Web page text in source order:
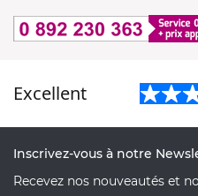
Excellent
Inscrivez-vous à notre
Recevez nos nouveautés et